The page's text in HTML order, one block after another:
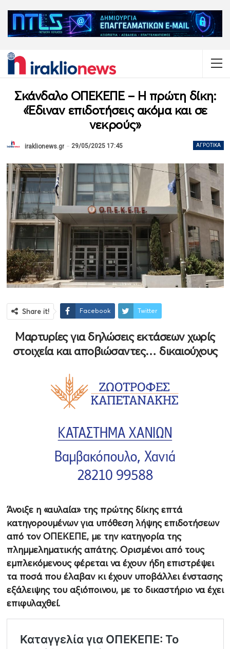
Σκάνδαλο ΟΠΕΚΕΠΕ – Η πρώτη δίκη:
«Έδιναν επιδοτήσεις ακόμα και σε
νεκρούς»
ΑΓΡΟΤΙΚΆ
iraklionews.gr 29/05/2025 17:45
Share it! Facebook Twitter
Μαρτυρίες για δηλώσεις εκτάσεων χωρίς
στοιχεία και αποβιώσαντες… δικαιούχους
Άνοιξε η «αυλαία» της πρώτης δίκης επτά
κατηγορουμένων για υπόθεση λήψης επιδοτήσεων
από τον ΟΠΕΚΕΠΕ, με την κατηγορία της
πλημμεληματικής απάτης. Ορισμένοι από τους
εμπλεκόμενους φέρεται να έχουν ήδη επιστρέψει
τα ποσά που έλαβαν κι έχουν υποβάλλει ένστασης
εξάλειψης του αξιόποινου, με το δικαστήριο να έχει
επιφυλαχθεί.